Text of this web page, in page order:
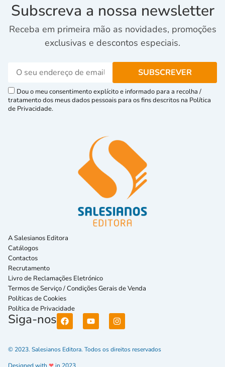
Subscreva a nossa newsletter
Receba em primeira mão as novidades, promoções
exclusivas e descontos especiais.
Dou o meu consentimento explícito e informado para a recolha /
tratamento dos meus dados pessoais para os fins descritos na Política
de Privacidade.
A Salesianos Editora
Catálogos
Contactos
Recrutamento
Livro de Reclamações Eletrónico
Termos de Serviço / Condições Gerais de Venda
Políticas de Cookies
Política de Privacidade
Siga-nos
© 2023. Salesianos Editora. Todos os direitos reservados